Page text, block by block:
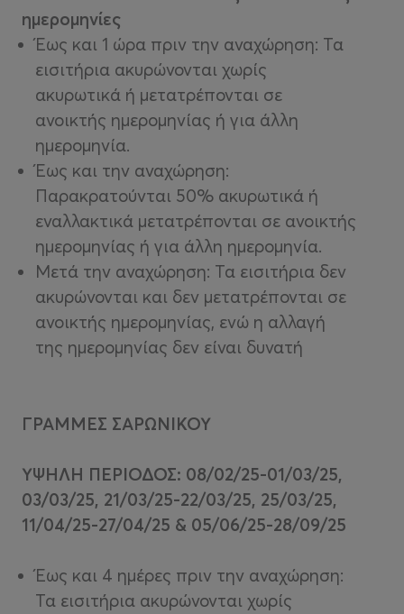
ημερομηνίες
Έως και 1 ώρα πριν την αναχώρηση: Τα
εισιτήρια ακυρώνονται χωρίς
ακυρωτικά ή μετατρέπονται σε
ανοικτής ημερομηνίας ή για άλλη
ημερομηνία.
Έως και την αναχώρηση:
Παρακρατούνται 50% ακυρωτικά ή
εναλλακτικά μετατρέπονται σε ανοικτής
ημερομηνίας ή για άλλη ημερομηνία.
Μετά την αναχώρηση: Τα εισιτήρια δεν
ακυρώνονται και δεν μετατρέπονται σε
ανοικτής ημερομηνίας, ενώ η αλλαγή
της ημερομηνίας δεν είναι δυνατή
ΓΡΑΜΜΕΣ ΣΑΡΩΝΙΚΟΥ
ΥΨΗΛΗ ΠΕΡΙΟΔΟΣ: ​08/02/25-01/03/25,
03/03/25, 21/03/25-22/03/25, 25/03/25,
11/04/25-27/04/25 & 05/06/25-28/09/25
Έως και 4 ημέρες πριν την αναχώρηση:
Τα εισιτήρια ακυρώνονται χωρίς